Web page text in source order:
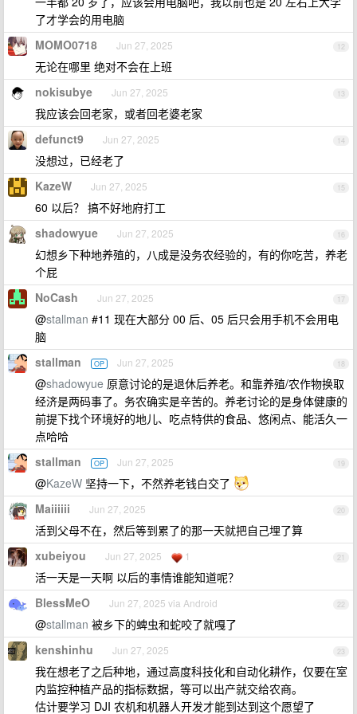
了才学会的用电脑
12
MOMO0718 Jun 27, 2025
无论在哪里 绝对不会在上班
13
nokisubye Jun 27, 2025
我应该会回老家，或者回老婆老家
14
defunct9 Jun 27, 2025
没想过，已经老了
15
KazeW Jun 27, 2025
60 以后？ 搞不好地府打工
16
shadowyue Jun 27, 2025
幻想乡下种地养殖的，八成是没务农经验的，有的你吃苦，养老
个屁
17
NoCash Jun 27, 2025
@stallman #11 现在大部分 00 后、05 后只会用手机不会用电
脑
18
stallman OP Jun 27, 2025
@shadowyue 原意讨论的是退休后养老。和靠养殖/农作物换取
经济是两码事了。务农确实是辛苦的。养老讨论的是身体健康的
前提下找个环境好的地儿、吃点特供的食品、悠闲点、能活久一
点哈哈
19
stallman OP Jun 27, 2025
@KazeW 坚持一下，不然养老钱白交了
20
Maiiiiii Jun 27, 2025
活到父母不在，然后等到累了的那一天就把自己埋了算
21
xubeiyou Jun 27, 2025 1
活一天是一天啊 以后的事情谁能知道呢？
22
BlessMeO Jun 27, 2025 via Android
@stallman 被乡下的蜱虫和蛇咬了就嘎了
23
kenshinhu Jun 27, 2025
我在想老了之后种地，通过高度科技化和自动化耕作，仅要在室
内监控种植产品的指标数据，等可以出产就交给农商。
估计要学习 DJI 农机和机器人开发才能到达到这个愿望了